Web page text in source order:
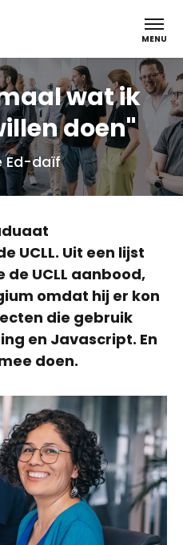
MENU
wat ik
doen"
Ed-daïf
UCLL. Uit een lijst
UCLL aanbood,
omdat hij er kon
die gebruik
en Javascript. En
doen.